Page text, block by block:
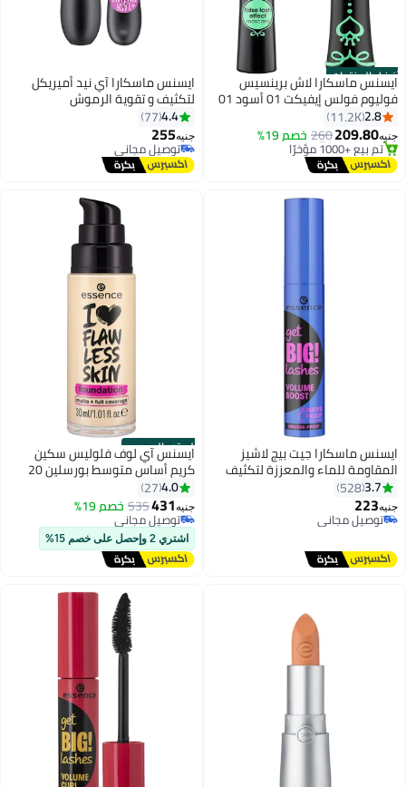
أفضل المنتجات
8
ايسنس ماسكارا لاش برينسيس
فوليوم فولس إيفيكت 01 أسود 01
أسود
2.8
11.2K
جنيه209.80
260 خصم 19%
#5 في ماسكارا
توصيل مجاني
تم بيع +1000 مؤخرًا
#5 في ماسكارا
ايسنس ماسكارا آي نيد أميريكل
لتكثيف و تقوية الرموش
4.4
77
جنيه255
توصيل مجاني
توصيل مجاني
2
ايسنس ماسكارا جيت بيج لاشيز
المقاومة للماء والمعززة لتكثيف
الرموش أسود
3.7
528
جنيه223
توصيل مجاني
توصيل مجاني
الستور الرسمي
7
ايسنس آي لوف فلوليس سكين
كريم أساس متوسط بورسلين 20
4.0
27
جنيه431
535 خصم 19%
توصيل مجاني
توصيل مجاني
اشتري 2 وإحصل على خصم 15%